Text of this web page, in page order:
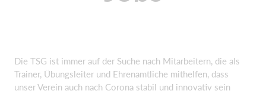
Die TSG ist immer auf der Suche nach Mitarbeitern, die als
Trainer, Übungsleiter und Ehrenamtliche mithelfen, dass
unser Verein auch nach Corona stabil und innovativ sein